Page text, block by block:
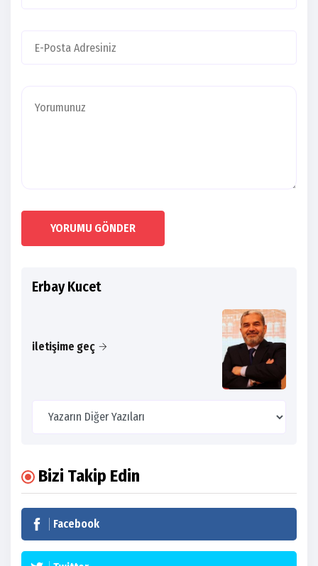
YORUMU GÖNDER
Erbay Kucet
iletişime geç
Bizi Takip Edin
Facebook